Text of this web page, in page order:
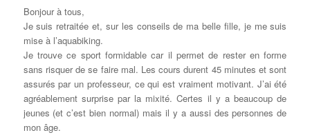
Bonjour à tous,
Je suis retraitée et, sur les conseils de ma belle fille, je me suis
mise à l’aquabiking.
Je trouve ce sport formidable car il permet de rester en forme
sans risquer de se faire mal. Les cours durent 45 minutes et sont
assurés par un professeur, ce qui est vraiment motivant. J’ai été
agréablement surprise par la mixité. Certes il y a beaucoup de
jeunes (et c’est bien normal) mais il y a aussi des personnes de
mon âge.